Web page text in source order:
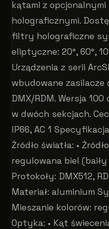
kątami z
holograficznymi.
filtry holograficzne
eliptyczne: 20°, 60°,
Urządzenia z serii
wbudowane zasilacze
DMX/RDM. Wersja
w dwóch sekcjach.
IP66, AC 1
Źródło światła: •
regulowana biel (baiły
Protokoły: DMX512,
Materiał: aluminium
Mieszanie kolorów:
Optyka: • Kąt